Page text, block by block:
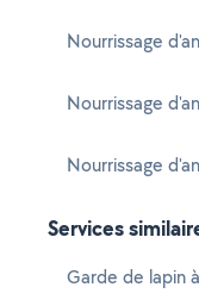
Nourrissage
Nourrissage
Nourrissage
Services
Garde de lapin